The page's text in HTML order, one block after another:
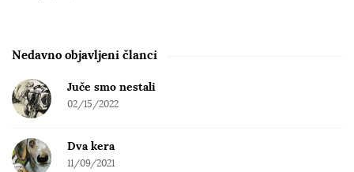
e
a
r
Nedavno objavljeni članci
Juče smo nestali
02/15/2022
Dva kera
11/09/2021